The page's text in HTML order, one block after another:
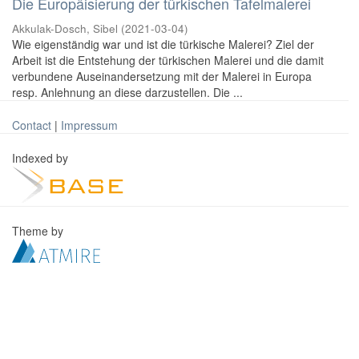
Akkulak-Dosch, Sibel (2021-03-04)
Wie eigenständig war und ist die türkische Malerei? Ziel der
Arbeit ist die Entstehung der türkischen Malerei und die damit
verbundene Auseinandersetzung mit der Malerei in Europa
resp. Anlehnung an diese darzustellen. Die ...
Contact | Impressum
Indexed by
Theme by